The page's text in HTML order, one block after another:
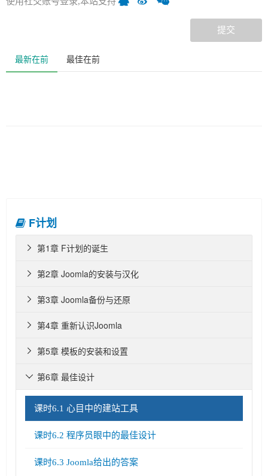
提交
最新在前 最佳在前
F计划
第1章 F计划的诞生

第2章 Joomla的安装与汉化

第3章 Joomla备份与还原

第4章 重新认识Joomla

第5章 模板的安装和设置

第6章 最佳设计

课时6.1 心目中的建站工具
课时6.2 程序员眼中的最佳设计
课时6.3 Joomla给出的答案